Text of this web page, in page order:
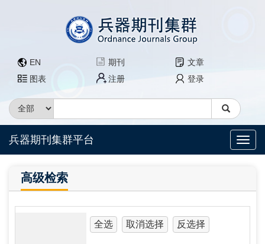
EN 期刊
文章
图表
注册 登录
兵器期刊集群平台
高级检索
全选 取消选择 反选择